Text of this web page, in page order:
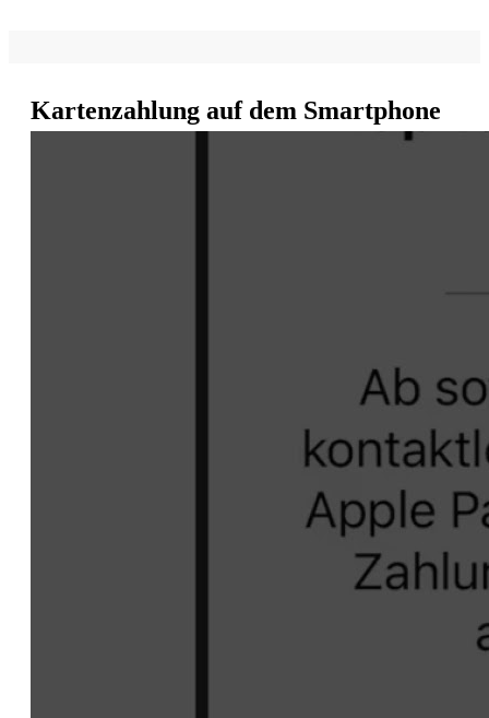
Kartenzahlung auf dem Smartphone